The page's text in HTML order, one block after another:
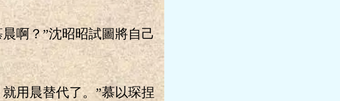
啊？”沈昭昭試圖將自己
用晨替代了。”慕以琛捏